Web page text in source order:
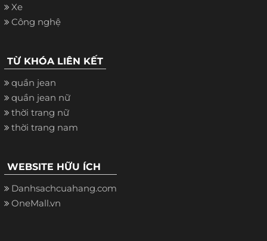
Xe
Công nghệ
TỪ KHÓA LIÊN KẾT
quần jean
quần jean nữ
thời trang nữ
thời trang nam
WEBSITE HỮU ÍCH
Danhsachcuahang.com
OneMall.vn